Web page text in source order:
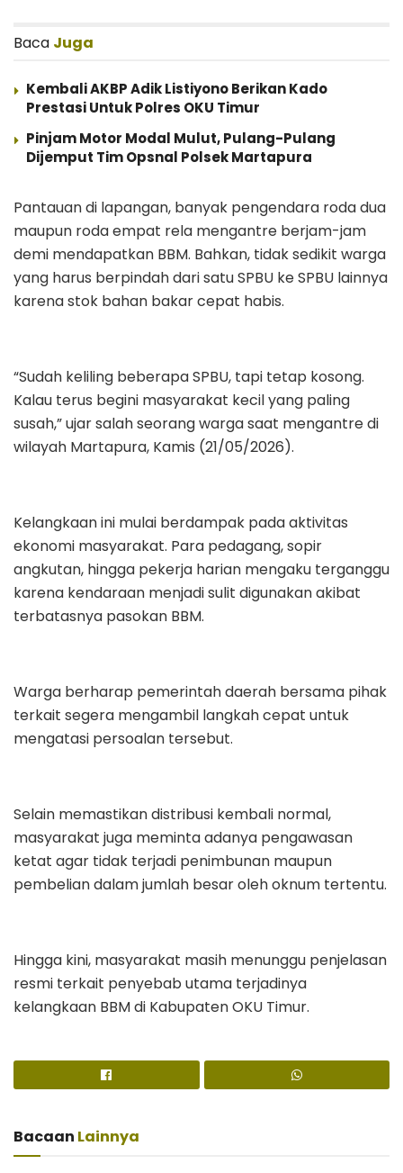
Baca Juga
Kembali AKBP Adik Listiyono Berikan Kado
Prestasi Untuk Polres OKU Timur
Pinjam Motor Modal Mulut, Pulang-Pulang
Dijemput Tim Opsnal Polsek Martapura
Pantauan di lapangan, banyak pengendara roda dua
maupun roda empat rela mengantre berjam-jam
demi mendapatkan BBM. Bahkan, tidak sedikit warga
yang harus berpindah dari satu SPBU ke SPBU lainnya
karena stok bahan bakar cepat habis.
“Sudah keliling beberapa SPBU, tapi tetap kosong.
Kalau terus begini masyarakat kecil yang paling
susah,” ujar salah seorang warga saat mengantre di
wilayah Martapura, Kamis (21/05/2026).
Kelangkaan ini mulai berdampak pada aktivitas
ekonomi masyarakat. Para pedagang, sopir
angkutan, hingga pekerja harian mengaku terganggu
karena kendaraan menjadi sulit digunakan akibat
terbatasnya pasokan BBM.
Warga berharap pemerintah daerah bersama pihak
terkait segera mengambil langkah cepat untuk
mengatasi persoalan tersebut.
Selain memastikan distribusi kembali normal,
masyarakat juga meminta adanya pengawasan
ketat agar tidak terjadi penimbunan maupun
pembelian dalam jumlah besar oleh oknum tertentu.
Hingga kini, masyarakat masih menunggu penjelasan
resmi terkait penyebab utama terjadinya
kelangkaan BBM di Kabupaten OKU Timur.
Bacaan Lainnya